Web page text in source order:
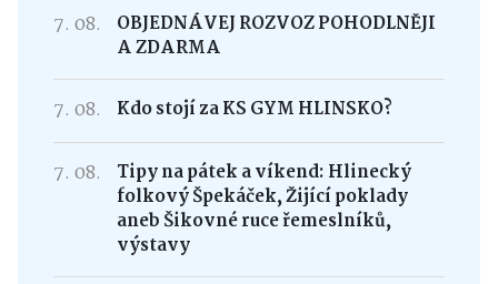
7. 08.
OBJEDNÁVEJ ROZVOZ POHODLNĚJI
A ZDARMA
7. 08. Kdo stojí za KS GYM HLINSKO?
7. 08.
Tipy na pátek a víkend: Hlinecký
folkový Špekáček, Žijící poklady
aneb Šikovné ruce řemeslníků,
výstavy